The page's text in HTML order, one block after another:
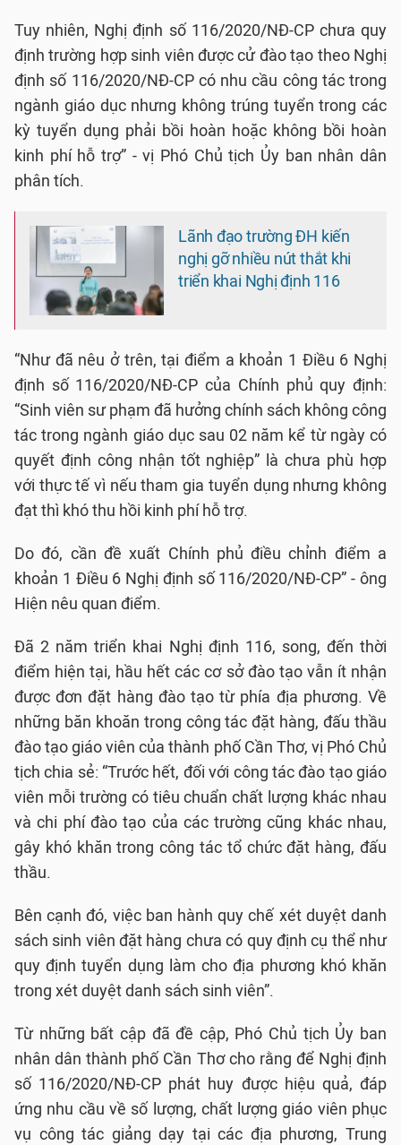
Tuy nhiên, Nghị định số 116/2020/NĐ-CP chưa quy
định trường hợp sinh viên được cử đào tạo theo Nghị
định số 116/2020/NĐ-CP có nhu cầu công tác trong
ngành giáo dục nhưng không trúng tuyển trong các
kỳ tuyển dụng phải bồi hoàn hoặc không bồi hoàn
kinh phí hỗ trợ” - vị Phó Chủ tịch Ủy ban nhân dân
phân tích.
Lãnh đạo trường ĐH kiến
nghị gỡ nhiều nút thắt khi
triển khai Nghị định 116
“Như đã nêu ở trên, tại điểm a khoản 1 Điều 6 Nghị
định số 116/2020/NĐ-CP của Chính phủ quy định:
“Sinh viên sư phạm đã hưởng chính sách không công
tác trong ngành giáo dục sau 02 năm kể từ ngày có
quyết định công nhận tốt nghiệp” là chưa phù hợp
với thực tế vì nếu tham gia tuyển dụng nhưng không
đạt thì khó thu hồi kinh phí hỗ trợ.
Do đó, cần đề xuất Chính phủ điều chỉnh điểm a
khoản 1 Điều 6 Nghị định số 116/2020/NĐ-CP” - ông
Hiện nêu quan điểm.
Đã 2 năm triển khai Nghị định 116, song, đến thời
điểm hiện tại, hầu hết các cơ sở đào tạo vẫn ít nhận
được đơn đặt hàng đào tạo từ phía địa phương. Về
những băn khoăn trong công tác đặt hàng, đấu thầu
đào tạo giáo viên của thành phố Cần Thơ, vị Phó Chủ
tịch chia sẻ: “Trước hết, đối với công tác đào tạo giáo
viên mỗi trường có tiêu chuẩn chất lượng khác nhau
và chi phí đào tạo của các trường cũng khác nhau,
gây khó khăn trong công tác tổ chức đặt hàng, đấu
thầu.
Bên cạnh đó, việc ban hành quy chế xét duyệt danh
sách sinh viên đặt hàng chưa có quy định cụ thể như
quy định tuyển dụng làm cho địa phương khó khăn
trong xét duyệt danh sách sinh viên”.
Từ những bất cập đã đề cập, Phó Chủ tịch Ủy ban
nhân dân thành phố Cần Thơ cho rằng để Nghị định
số 116/2020/NĐ-CP phát huy được hiệu quả, đáp
ứng nhu cầu về số lượng, chất lượng giáo viên phục
vụ công tác giảng dạy tại các địa phương, Trung